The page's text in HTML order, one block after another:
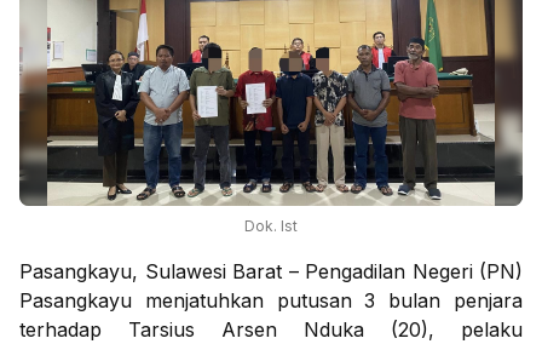
Dok. Ist
Pasangkayu, Sulawesi Barat – Pengadilan Negeri (PN)
Pasangkayu menjatuhkan putusan 3 bulan penjara
terhadap Tarsius Arsen Nduka (20), pelaku